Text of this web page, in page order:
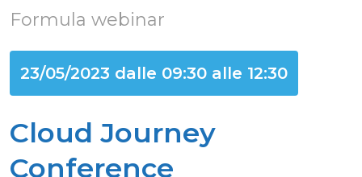
Formula webinar
23/05/2023 dalle 09:30 alle 12:30
Cloud Journey
Conference